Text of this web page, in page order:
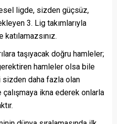
ligde, sizden güçsüz,
3. Lig takımlarıyla
taşıyacak doğru hamleler;
hamleler olsa bile
daha fazla olan
ikna ederek onlarla